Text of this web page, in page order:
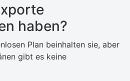
haben?
Plan beinhalten sie, aber
gibt es keine